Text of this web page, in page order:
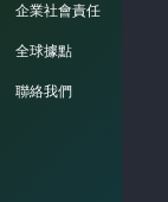
企業社會責任
全球據點
聯絡我們